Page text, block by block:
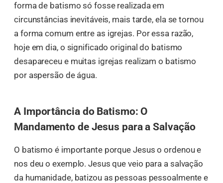
forma de batismo só fosse realizada em
circunstâncias inevitáveis, mais tarde, ela se tornou
a forma comum entre as igrejas. Por essa razão,
hoje em dia, o significado original do batismo
desapareceu e muitas igrejas realizam o batismo
por aspersão de água.
A Importância do Batismo: O
Mandamento de Jesus para a Salvação
O batismo é importante porque Jesus o ordenou e
nos deu o exemplo. Jesus que veio para a salvação
da humanidade, batizou as pessoas pessoalmente e